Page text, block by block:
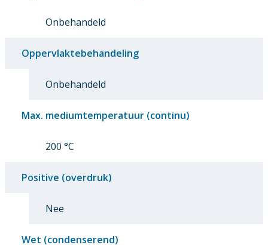
Onbehandeld
Oppervlaktebehandeling
Onbehandeld
Max. mediumtemperatuur (continu)
200 °C
Positive (overdruk)
Nee
Wet (condenserend)